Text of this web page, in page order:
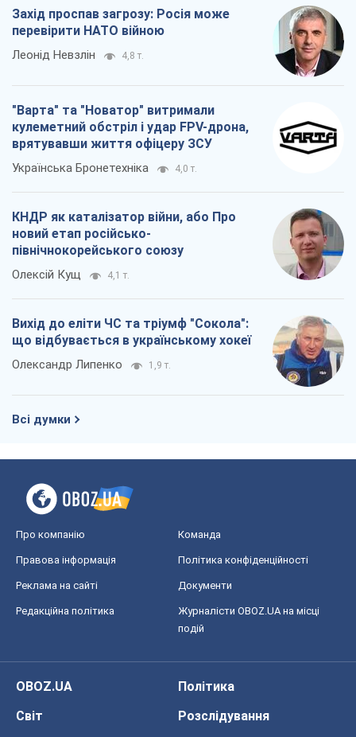
Захід проспав загрозу: Росія може
перевірити НАТО війною
Леонід Невзлін 4,8 т.
"Варта" та "Новатор" витримали
кулеметний обстріл і удар FPV-дрона,
врятувавши життя офіцеру ЗСУ
Українська Бронетехніка 4,0 т.
КНДР як каталізатор війни, або Про
новий етап російсько-
північнокорейського союзу
Олексій Кущ 4,1 т.
Вихід до еліти ЧС та тріумф "Сокола":
що відбувається в українському хокеї
Олександр Липенко 1,9 т.
Всі думки
Про компанію Команда
Правова інформація Політика конфіденційності
Реклама на сайті Документи
Редакційна політика
Журналісти OBOZ.UA на місці
подій
OBOZ.UA
Політика
Світ
Розслідування